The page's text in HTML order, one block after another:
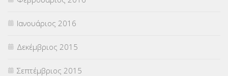
Ιανουάριος 2016
Δεκέμβριος 2015
Σεπτέμβριος 2015